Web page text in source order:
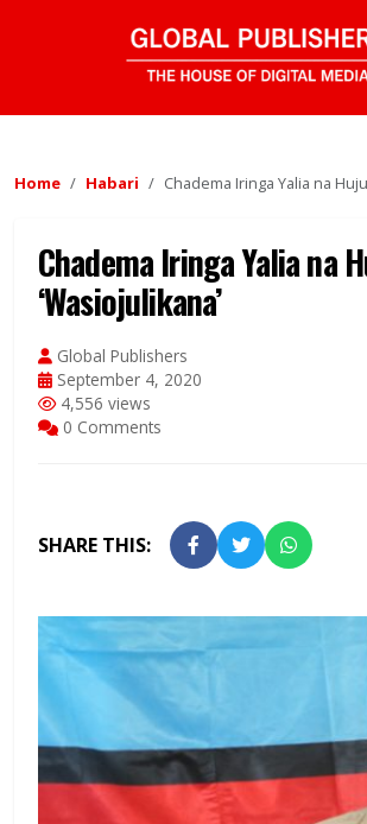
Home Habari Chadema Iringa Yalia na
Chadema Iringa Yalia na
‘Wasiojulikana’
Global Publishers
September 4, 2020
4,556 views
0 Comments
SHARE THIS: